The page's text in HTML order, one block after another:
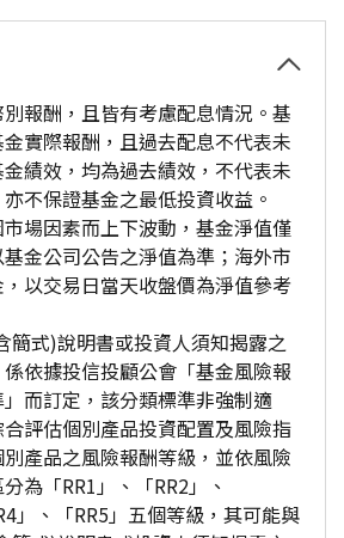
報酬，且皆有考慮配息情況。基
實際報酬，且過去配息不代表未
績效，均為過去績效，不代表未
不保證基金之最低投資收益。
場因素而上下波動，基金淨值僅
金公司公告之淨值為準；海外市
以交易日當天收盤價為淨值參考
簡式)說明書或投資人須知揭露之
依據投信投顧公會「基金風險報
而訂定，該分類標準非強制適
評估個別產品投資配置及風險指
產品之風險報酬等級，並依風險
為「RR1」、「RR2」、
」、「RR5」五個等級，其可能與